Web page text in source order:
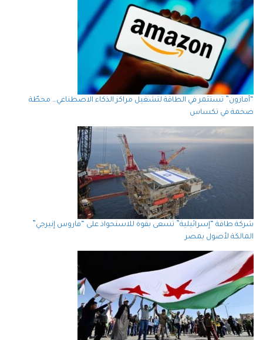
“أمازون” تستثمر في الطاقة لتشغيل مراكز الذكاء الاصطناعي… محطّة
ضخمة في تكساس
شركة طاقة “إسرائيلية” تسعى بقوة للاستحواذ على “فاروس إنيرجي”
المالكة لأصول بمصر